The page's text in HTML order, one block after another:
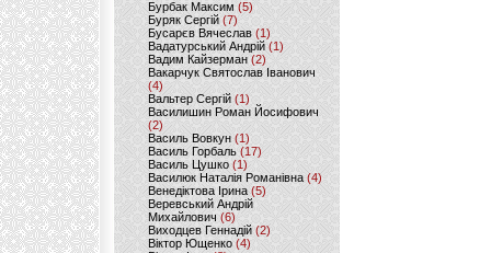
Бурбак Максим (5)
Буряк Сергій (7)
Бусарєв Вячеслав (1)
Вадатурський Андрій (1)
Вадим Кайзерман (2)
Вакарчук Святослав Іванович
(4)
Вальтер Сергій (1)
Василишин Роман Йосифович
(2)
Василь Вовкун (1)
Василь Горбаль (17)
Василь Цушко (1)
Василюк Наталія Романівна (4)
Венедіктова Ірина(5)
Веревський Андрій
Михайлович (6)
Виходцев Геннадій (2)
Віктор Ющенко (4)